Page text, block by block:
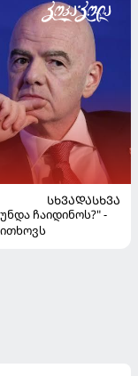
ᲡᲮᲕᲐᲓᲐᲡᲮᲕᲐ
ჩაიდინოს?" -